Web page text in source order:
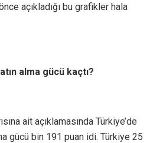
açıkladığı bu grafikler hala
alma gücü kaçtı?
ait açıklamasında Türkiye’de
gücü bin 191 puan idi. Türkiye 25